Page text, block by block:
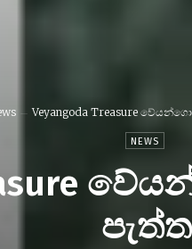
Veyangoda Treasure
NEWS
පැත්ත